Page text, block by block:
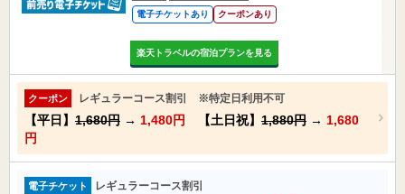
電子チケットあり クーポンあり
楽天トラベルの宿泊プランを見る
クーポン レギュラーコース割引 ※特定日利用不可
【平日】 1,680円 → 1,480円 【土日祝】 1,880円 → 1,680
円
電子チケット レギュラーコース割引